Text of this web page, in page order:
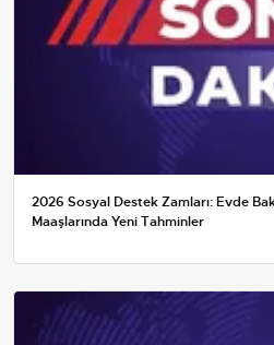
2026 Sosyal Destek Zamları: Evde
Maaşlarında Yeni Tahminler